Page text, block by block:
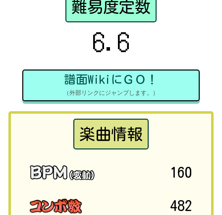
難易度定数
6.6
譜面WikiにＧＯ！
（外部リンクにジャンプします。）
楽曲情報
160
482